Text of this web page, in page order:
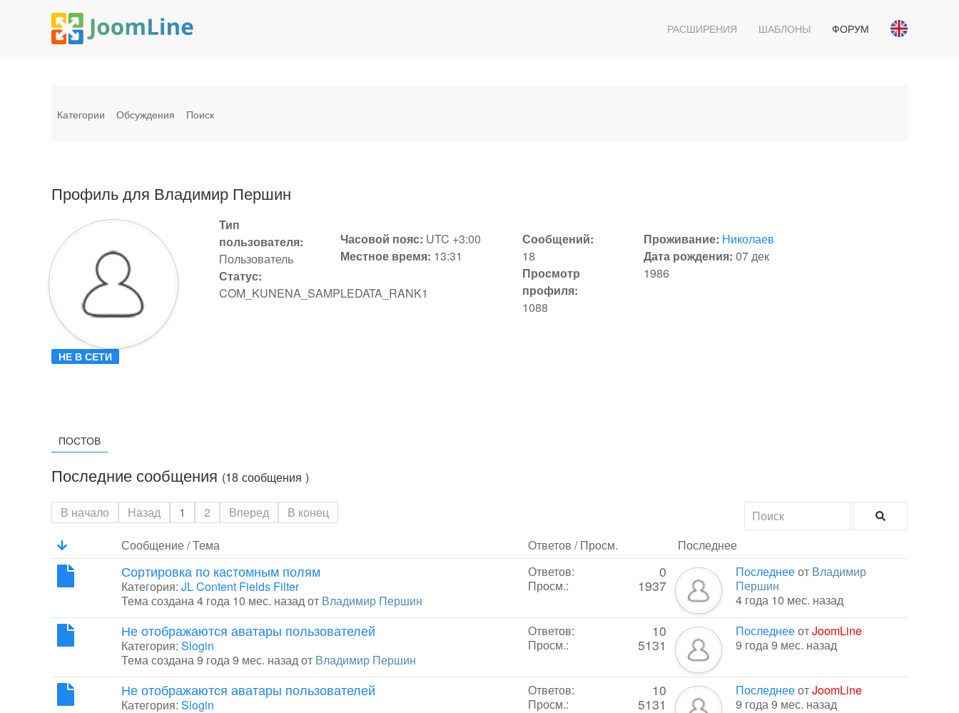
РАСШИРЕНИЯ ШАБЛОНЫ ФОРУМ
Категории Обсуждения Поиск
Профиль для Владимир Першин
НЕ В СЕТИ
Тип
пользователя:
Пользователь
Статус:
COM_KUNENA_SAMPLEDATA_RANK1
Часовой пояс: UTC +3:00
Местное время: 13:31
Сообщений:
18
Просмотр
профиля:
1088
Проживание: Николаев
Дата рождения: 07 дек
1986
ПОСТОВ
Последние сообщения (18 сообщения )
В начало Назад 1 2 Вперед
В конец
Сообщение / Тема
Ответов / Просм. Последнее
Сортировка по кастомным полям
Категория: JL Content Fields Filter
Тема создана 4 года 10 мес. назад от Владимир Першин
Ответов: 0
Просм.: 1937
Последнееот Владимир
Першин
4 года 10 мес. назад
Не отображаются аватары пользователей
Категория: Slogin
Тема создана 9 года 9 мес. назад от Владимир Першин
Ответов: 10
Просм.: 5131
ПоследнееотJoomLine
9 года 9 мес. назад
Не отображаются аватары пользователей
Категория: Slogin
Ответов: 10
Просм.: 5131
ПоследнееотJoomLine
9 года 9 мес. назад